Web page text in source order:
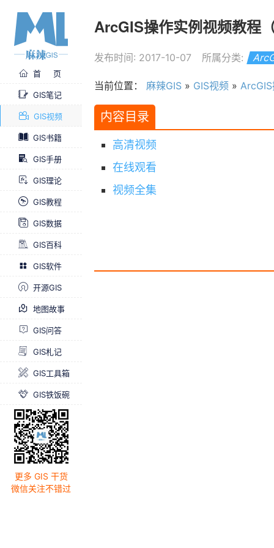
首 页
GIS笔记
GIS视频
GIS书籍
GIS手册
GIS理论
GIS教程
GIS数据
GIS百科
GIS软件
开源GIS
地图故事
GIS问答
GIS札记
GIS工具箱
GIS铁饭碗
更多 GIS 干货
微信关注不错过
ArcGIS操作实例视频教程
发布时间: 2017-10-07 所属分类:
当前位置： 麻辣GIS » GIS视频 »
内容目录
高清视频
在线观看
视频全集